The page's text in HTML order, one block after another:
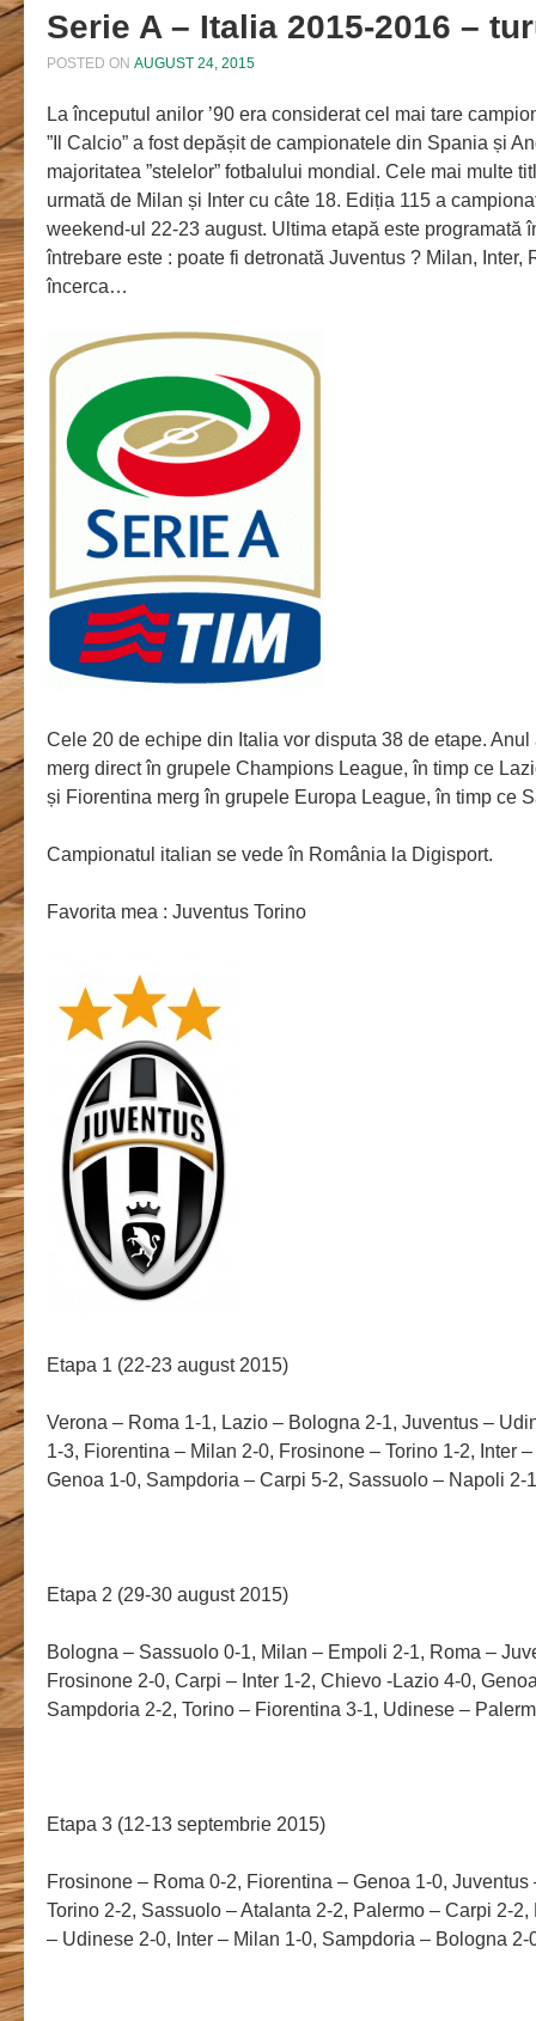
Serie A – Italia 2015-2016 –
POSTED ON AUGUST 24, 2015
La începutul anilor ’90 era considerat cel mai tare
”Il Calcio” a fost depășit de campionatele din Spania și
majoritatea ”stelelor” fotbalului mondial. Cele mai multe
urmată de Milan și Inter cu câte 18. Ediția 115 a
weekend-ul 22-23 august. Ultima etapă este programată
întrebare este : poate fi detronată Juventus ? Milan, Inter,
încerca…
Cele 20 de echipe din Italia vor disputa 38 de etape.
merg direct în grupele Champions League, în timp ce
și Fiorentina merg în grupele Europa League, în timp ce
Campionatul italian se vede în România la Digisport.
Favorita mea : Juventus Torino
Etapa 1 (22-23 august 2015)
Verona – Roma 1-1, Lazio – Bologna 2-1, Juventus –
1-3, Fiorentina – Milan 2-0, Frosinone – Torino 1-2, Inter
Genoa 1-0, Sampdoria – Carpi 5-2, Sassuolo – Napoli 2-1
Etapa 2 (29-30 august 2015)
Bologna – Sassuolo 0-1, Milan – Empoli 2-1, Roma –
Frosinone 2-0, Carpi – Inter 1-2, Chievo -Lazio 4-0,
Sampdoria 2-2, Torino – Fiorentina 3-1, Udinese –
Etapa 3 (12-13 septembrie 2015)
Frosinone – Roma 0-2, Fiorentina – Genoa 1-0,
Torino 2-2, Sassuolo – Atalanta 2-2, Palermo – Carpi 2-
– Udinese 2-0, Inter – Milan 1-0, Sampdoria – Bologna 2-